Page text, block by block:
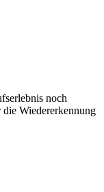
noch
die Wiedererkennung